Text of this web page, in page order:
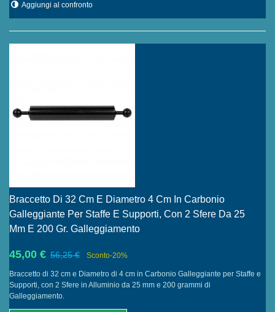
Aggiungi al confronto
Braccetto Di 32 Cm E Diametro 4 Cm In Carbonio
Galleggiante Per Staffe E Supporti, Con 2 Sfere Da 25
Mm E 200 Gr. Galleggiamento
45,00 € 56,25 € Sconto-20%
Braccetto di 32 cm e Diametro di 4 cm in Carbonio Galleggiante per Staffe e
Supporti, con 2 Sfere in Alluminio da 25 mm e 200 grammi di
Galleggiamento.